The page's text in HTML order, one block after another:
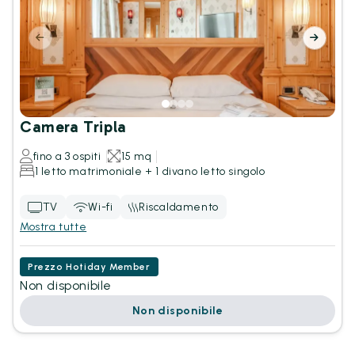
Camera Tripla
fino a 3 ospiti
15 mq
1 letto matrimoniale + 1 divano letto singolo
TV Wi-fi
Riscaldamento
Mostra tutte
Prezzo Hotiday Member
Non disponibile
Non disponibile